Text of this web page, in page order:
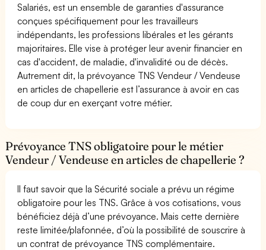
Salariés, est un ensemble de garanties d'assurance
conçues spécifiquement pour les travailleurs
indépendants, les professions libérales et les gérants
majoritaires. Elle vise à protéger leur avenir financier en
cas d'accident, de maladie, d'invalidité ou de décès.
Autrement dit, la prévoyance TNS Vendeur / Vendeuse
en articles de chapellerie est l’assurance à avoir en cas
de coup dur en exerçant votre métier.
Prévoyance TNS obligatoire pour le métier
Vendeur / Vendeuse en articles de chapellerie ?
Il faut savoir que la Sécurité sociale a prévu un régime
obligatoire pour les TNS. Grâce à vos cotisations, vous
bénéficiez déjà d’une prévoyance. Mais cette dernière
reste limitée/plafonnée, d’où la possibilité de souscrire à
un contrat de prévoyance TNS complémentaire.